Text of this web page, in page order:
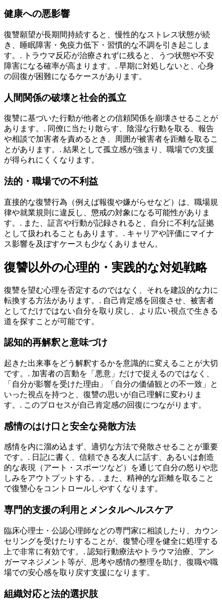
健康への悪影響
復讐願望が長期間持続すると、慢性的なストレス状態が続
き、睡眠障害・免疫力低下・習慣的な不調を引き起こしま
す。. トラウマ反応が治療されずに残ると、うつ状態や不安
障害になる確率が高まります。. 早期に対処しないと、心身
の回復が困難になるケースがあります。
人間関係の破壊と社会的孤立
復讐に基づいた行動が他者との信頼関係を崩壊させることが
あります。. 同僚に当たり散らす、陰湿な行動を取る、報告
や相談で加害者を責めるとき、周囲が被害者を距離を取るこ
とがあります。. 結果として孤立感が強まり、職場での支援
が得られにくくなります。
法的・職場での不利益
直接的な復讐行為（例えば報復や嫌がらせなど）は、職場規
律や就業規則に違反し、懲戒の対象になる可能性がありま
す。. また、証言や行動が記録されると、自分に不利な証拠
として扱われることもあります。. キャリアや評価にマイナ
ス影響を及ぼすケースも少なくありません。
復讐以外の心理的・実践的な対処戦略
復讐を望む心理を否定するのではなく、それを建設的な力に
転換する方法があります。. 自己肯定感を回復させ、被害者
としてだけではない自分を取り戻し、より広い視点で生きる
道を探すことが可能です。
認知的再解釈と意味づけ
起きた出来事をどう解釈するかを意識的に変えることが大切
です。. 加害者の言動を「悪意」だけで捉えるのではなく、
「自分が影響を受けた理由」「自分の価値観との不一致」と
いった視点を持つと、復讐の思いが自己理解に変わりま
す。. このプロセスが自己肯定感の回復につながります。
感情のはけ口と安全な発散方法
感情を内に溜め込まず、適切な方法で発散させることが重要
です。. 日記に書く、信頼できる友人に話す、あるいは創造
的な表現（アート・スポーツなど）を通じて自分の怒りや悲
しみをアウトプットする。. また、精神的な距離を取ること
で復讐心をコントロールしやすくなります。
専門的支援の利用とメンタルヘルスケア
臨床心理士・公認心理師などの専門家に相談したり、カウン
セリングを受けたりすることが、復讐心理を健全に処理する
上で非常に有効です。. 認知行動療法やトラウマ治療、アン
ガーマネジメント等が、思考や感情の整理を助け、復職や職
場での安心感を取り戻す支援になります。
組織対応と法的選択肢